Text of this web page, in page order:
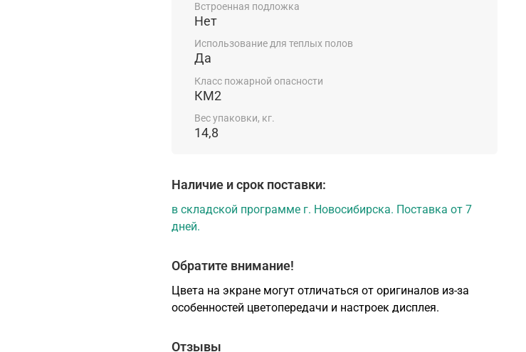
Встроенная подложка
Нет
Использование для теплых полов
Да
Класс пожарной опасности
КМ2
Вес упаковки, кг.
14,8
Наличие и срок поставки:
в складской программе г. Новосибирска. Поставка от 7
дней.
Обратите внимание!
Цвета на экране могут отличаться от оригиналов из-за
особенностей цветопередачи и настроек дисплея.
Отзывы